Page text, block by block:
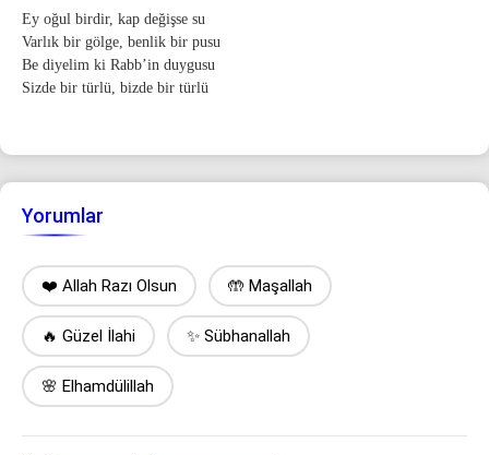
Ey oğul birdir, kap değişse su
Varlık bir gölge, benlik bir pusu
Be diyelim ki Rabb’in duygusu
Sizde bir türlü, bizde bir türlü
Yorumlar
❤️ Allah Razı Olsun 🤲 Maşallah
🔥 Güzel İlahi ✨ Sübhanallah
🌸 Elhamdülillah